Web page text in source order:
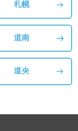
札幌
道南
道央